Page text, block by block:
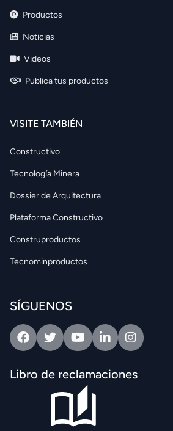
Productos
Noticias
Videos
Publica tus productos
VISITE TAMBIÉN
Constructivo
Tecnología Minera
Dossier de Arquitectura
Plataforma Constructivo
Construproductos
Tecnominproductos
SÍGUENOS
FacebookTwitterYoutubeLinkedinIntagram
Libro de reclamaciones